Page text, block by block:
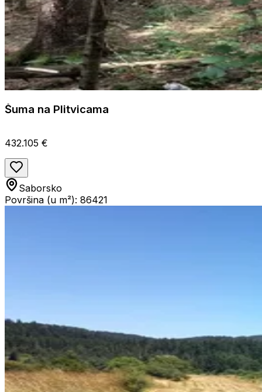
Šuma na Plitvicama
432.105 €
Saborsko
Površina (u m²): 86421